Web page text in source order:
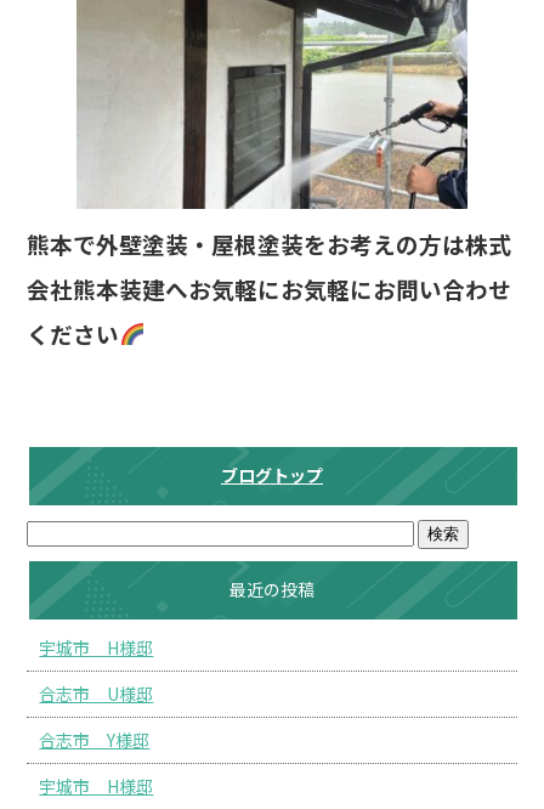
熊本で外壁塗装・屋根塗装をお考えの方は株式
会社熊本装建へお気軽にお気軽にお問い合わせ
ください
ブログトップ
最近の投稿
宇城市 H様邸
合志市 U様邸
合志市 Y様邸
宇城市 H様邸